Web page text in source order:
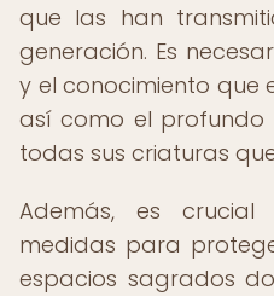
que las han
generación. Es
y el conocimiento que
así como el
todas sus criaturas
Además, es
medidas para
espacios sagrados